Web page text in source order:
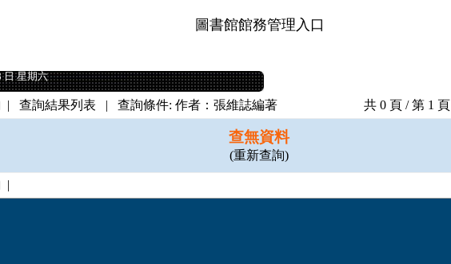
圖書館館務管理入口
日 星期六
日 星期六
| 查詢結果列表 | 查詢條件: 作者：張維誌編著 共 0 頁 / 第 1 頁
查無資料
(重新查詢)
|